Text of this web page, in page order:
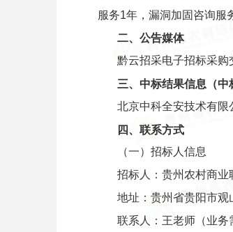
服务1年，漏洞加固咨询服
二、公告媒体
黔云招采电子招标采购
三、中标结果信息（中
北京中科全安技术有限
四、联系方式
（一）招标人信息
招标人：贵州农村商业
地址：贵州省贵阳市
联系人：王老师（业务